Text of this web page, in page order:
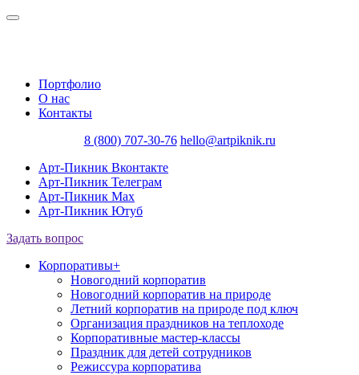
Портфолио
О нас
Контакты
8 (800) 707-30-76 hello@artpiknik.ru
Арт-Пикник Вконтакте
Арт-Пикник Телеграм
Арт-Пикник Max
Арт-Пикник Ютуб
Задать вопрос
Корпоративы+
Новогодний корпоратив
Новогодний корпоратив на природе
Летний корпоратив на природе под ключ
Организация праздников на теплоходе
Корпоративные мастер-классы
Праздник для детей сотрудников
Режиссура корпоратива